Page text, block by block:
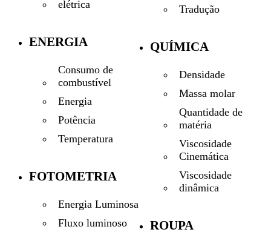
elétrica
ENERGIA
Consumo de
combustível
Energia
Potência
Temperatura
FOTOMETRIA
Energia Luminosa
Fluxo luminoso
Tradução
QUÍMICA
Densidade
Massa molar
Quantidade de
matéria
Viscosidade
Cinemática
Viscosidade
dinâmica
ROUPA